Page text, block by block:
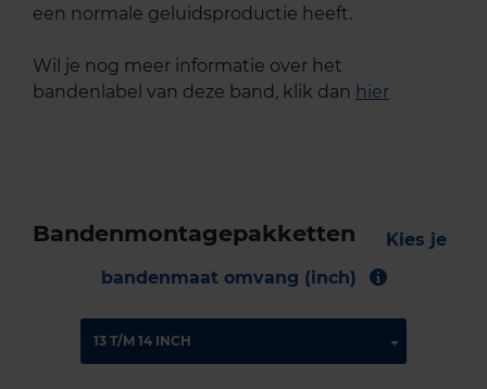
een normale geluidsproductie heeft.
Wil je nog meer informatie over het
bandenlabel van deze band, klik dan hier
Bandenmontagepakketten
Kies je
bandenmaat omvang (inch)